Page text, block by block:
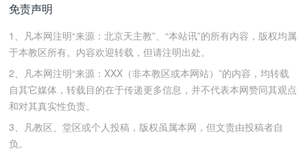
免责声明
1、凡本网注明“来源：北京天主教”、“本站讯”的所有内容，版权均属
于本教区所有。内容欢迎转载，但请注明出处。
2、凡本网注明“来源：XXX（非本教区或本网站）”的内容，均转载
自其它媒体，转载目的在于传递更多信息，并不代表本网赞同其观点
和对其真实性负责。
3、凡教区、堂区或个人投稿，版权虽属本网，但文责由投稿者自
负。